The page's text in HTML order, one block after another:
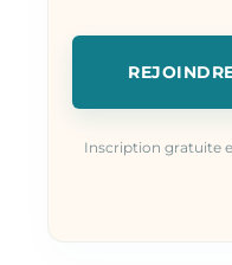
Inscription gratuite